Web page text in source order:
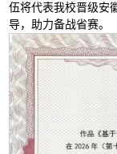
伍将代表我校晋级安
导，助力备战省赛。